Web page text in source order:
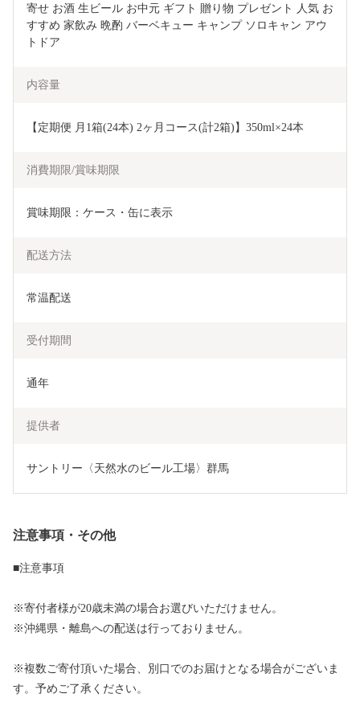
寄せ お酒 生ビール お中元 ギフト 贈り物 プレゼント 人気 お
すすめ 家飲み 晩酌 バーベキュー キャンプ ソロキャン アウ
トドア
内容量
【定期便 月1箱(24本) 2ヶ月コース(計2箱)】350ml×24本
消費期限/賞味期限
賞味期限：ケース・缶に表示
配送方法
常温配送
受付期間
通年
提供者
注意事項・その他
■注意事項
※寄付者様が20歳未満の場合お選びいただけません。
※沖縄県・離島への配送は行っておりません。
※複数ご寄付頂いた場合、別口でのお届けとなる場合がございま
す。予めご了承ください。